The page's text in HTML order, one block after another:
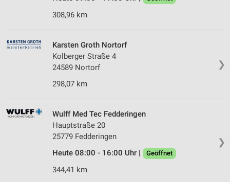
308,96 km
❯
Karsten Groth Nortorf
Kolberger Straße 4
24589 Nortorf
298,07 km
❯
Wulff Med Tec Fedderingen
Hauptstraße 20
25779 Fedderingen
Heute 08:00 - 16:00 Uhr |
Geöffnet
344,41 km